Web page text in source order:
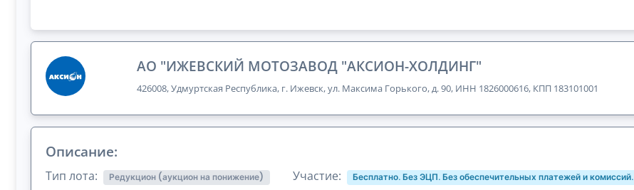
АО "ИЖЕВСКИЙ МОТОЗАВОД "АКСИОН-ХОЛДИНГ"
426008, Удмуртская Республика, г. Ижевск, ул. Максима Горького, д. 90, ИНН 1826000616, КПП 183101001
Описание:
Тип лота: Редукцион (аукцион на понижение) Участие: Бесплатно. Без ЭЦП. Без обеспечительных платежей и комиссий.